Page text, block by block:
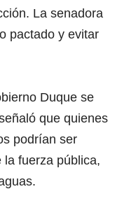
La senadora
pactado y evitar
Duque se
que quienes
podrían ser
fuerza pública,